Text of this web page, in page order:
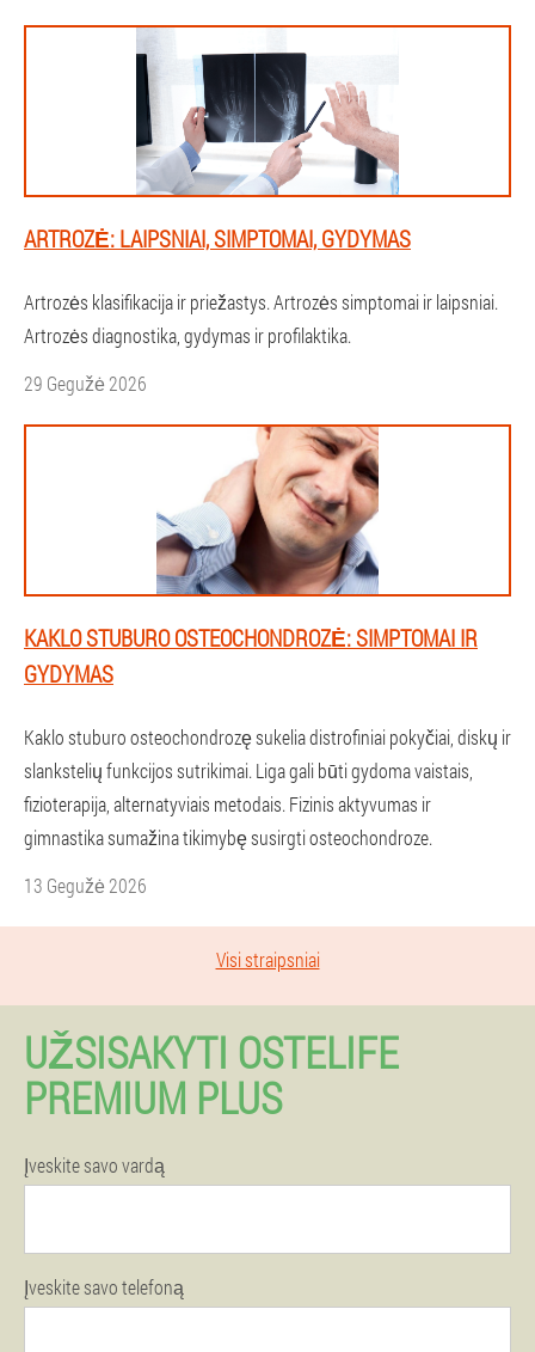
ARTROZĖ: LAIPSNIAI, SIMPTOMAI, GYDYMAS
Artrozės klasifikacija ir priežastys. Artrozės simptomai ir laipsniai.
Artrozės diagnostika, gydymas ir profilaktika.
29 Gegužė 2026
KAKLO STUBURO OSTEOCHONDROZĖ: SIMPTOMAI IR
GYDYMAS
Kaklo stuburo osteochondrozę sukelia distrofiniai pokyčiai, diskų ir
slankstelių funkcijos sutrikimai. Liga gali būti gydoma vaistais,
fizioterapija, alternatyviais metodais. Fizinis aktyvumas ir
gimnastika sumažina tikimybę susirgti osteochondroze.
13 Gegužė 2026
Visi straipsniai
UŽSISAKYTI OSTELIFE
PREMIUM PLUS
Įveskite savo vardą
Įveskite savo telefoną